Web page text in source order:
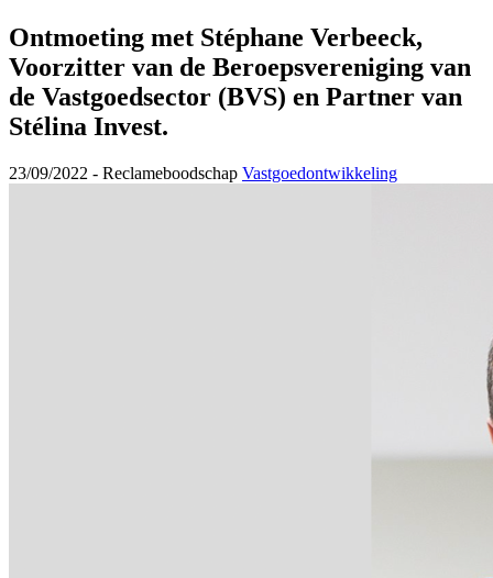
Ontmoeting met Stéphane Verbeeck,
Voorzitter van de Beroepsvereniging van
de Vastgoedsector (BVS) en Partner van
Stélina Invest.
23/09/2022 - Reclameboodschap Vastgoedontwikkeling